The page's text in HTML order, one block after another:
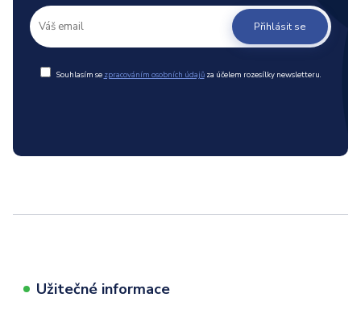
Přihlásit se
Souhlasím se zpracováním osobních údajůza účelem rozesílky newsletteru.
Užitečné informace